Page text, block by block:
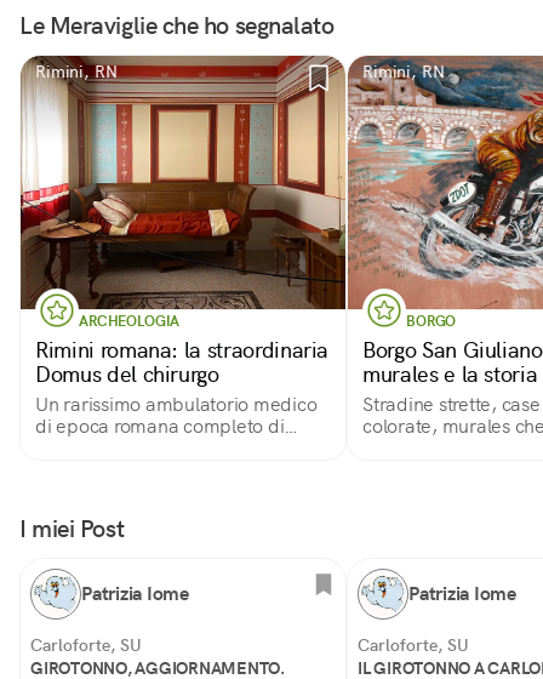
Le Meraviglie che ho segnalato
Rimini, RN
ARCHEOLOGIA
Rimini romana: la straordinaria
Domus del chirurgo
Un rarissimo ambulatorio medico
di epoca romana completo di
Rimini, RN
BORGO
Borgo San
murales e la storia
Stradine strette,
colorate, murales
I miei Post
Patrizia Iome
Carloforte, SU
GIROTONNO, AGGIORNAMENTO.
Patrizia Iome
Carloforte, SU
IL GIROTONNO A